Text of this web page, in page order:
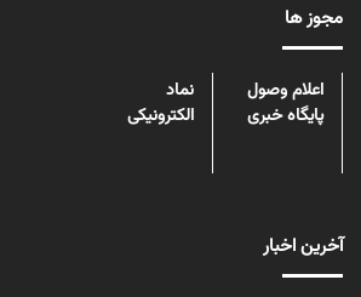
مجوز ها
اعلام وصول
پایگاه خبری
نماد
الکترونیکی
آخرین اخبار